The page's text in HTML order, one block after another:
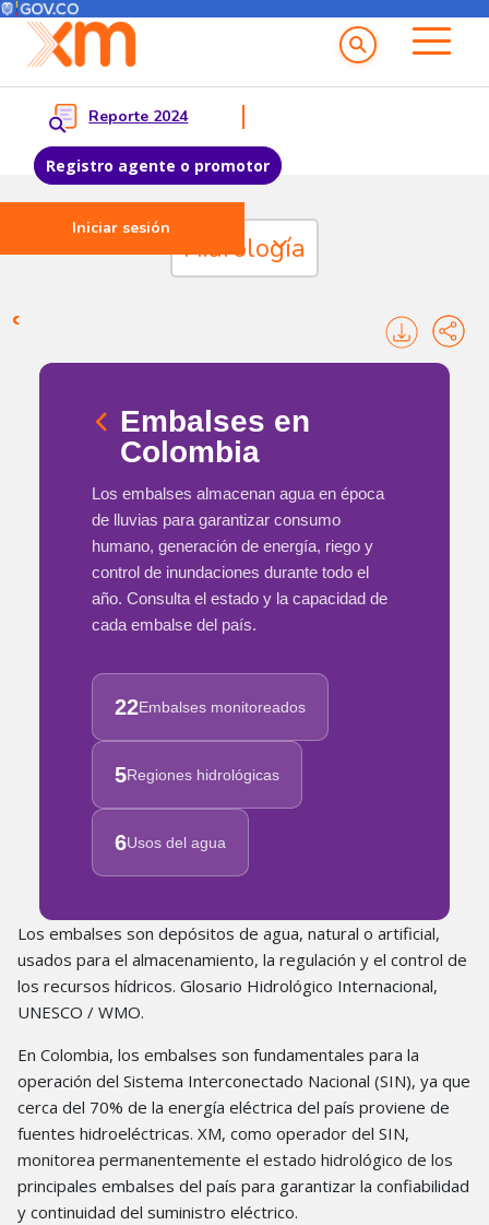
Pasar al contenido principal
Menú del Usuario
Reporte 2024
Registro agente o promotor
Iniciar sesión
Menu principal
Hidrología
Hidrología
Embalses en
Colombia
Los embalses almacenan agua en época
de lluvias para garantizar consumo
humano, generación de energía, riego y
control de inundaciones durante todo el
año. Consulta el estado y la capacidad de
cada embalse del país.
22Embalses monitoreados
5Regiones hidrológicas
6Usos del agua
Los embalses son depósitos de agua, natural o artificial,
usados para el almacenamiento, la regulación y el control de
los recursos hídricos. Glosario Hidrológico Internacional,
UNESCO / WMO.
En Colombia, los embalses son fundamentales para la
operación del Sistema Interconectado Nacional (SIN), ya que
cerca del 70% de la energía eléctrica del país proviene de
fuentes hidroeléctricas. XM, como operador del SIN,
monitorea permanentemente el estado hidrológico de los
principales embalses del país para garantizar la confiabilidad
y continuidad del suministro eléctrico.